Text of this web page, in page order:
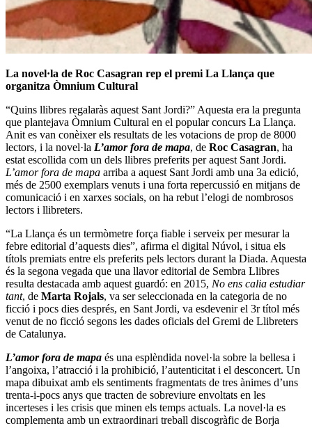
La novel·la de Roc Casagran rep el premi La Llança que
organitza Òmnium Cultural
“Quins llibres regalaràs aquest Sant Jordi?” Aquesta era la pregunta
que plantejava Òmnium Cultural en el popular concurs La Llança.
Anit es van conèixer els resultats de les votacions de prop de 8000
lectors, i la novel·la L’amor fora de mapa, de Roc Casagran, ha
estat escollida com un dels llibres preferits per aquest Sant Jordi.
L’amor fora de mapa arriba a aquest Sant Jordi amb una 3a edició,
més de 2500 exemplars venuts i una forta repercussió en mitjans de
comunicació i en xarxes socials, on ha rebut l’elogi de nombrosos
lectors i llibreters.
“La Llança és un termòmetre força fiable i serveix per mesurar la
febre editorial d’aquests dies”, afirma el digital Núvol, i situa els
títols premiats entre els preferits pels lectors durant la Diada. Aquesta
és la segona vegada que una llavor editorial de Sembra Llibres
resulta destacada amb aquest guardó: en 2015, No ens calia estudiar
tant, de Marta Rojals, va ser seleccionada en la categoria de no
ficció i pocs dies després, en Sant Jordi, va esdevenir el 3r títol més
venut de no ficció segons les dades oficials del Gremi de Llibreters
de Catalunya.
L’amor fora de mapa és una esplèndida novel·la sobre la bellesa i
l’angoixa, l’atracció i la prohibició, l’autenticitat i el desconcert. Un
mapa dibuixat amb els sentiments fragmentats de tres ànimes d’uns
trenta-i-pocs anys que tracten de sobreviure envoltats en les
incerteses i les crisis que minen els temps actuals. La novel·la es
complementa amb un extraordinari treball discogràfic de Borja